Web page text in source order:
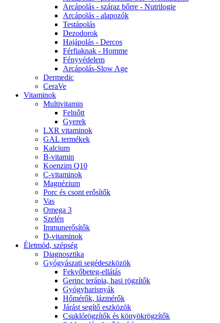
Arcápolás - száraz bőrre - Nutrilogie
Arcápolás - alapozók
Testápolás
Dezodorok
Hajápolás - Dercos
Férfiaknak - Homme
Fényvédelem
Arcápolás-Slow Age
Dermedic
CeraVe
Vitaminok
Multivitamin
Felnőtt
Gyerek
LXR vitaminok
GAL termékek
Kalcium
B-vitamin
Koenzim Q10
C-vitaminok
Magnézium
Porc és csont erősítők
Vas
Omega 3
Szelén
Immunerősítők
D-vitaminok
Életmód, szépség
Diagnosztika
Gyógyászati segédeszközök
Fekvőbeteg-ellátás
Gerinc terápia, hasi rögzítők
Gyógyharisnyák
Hőmérők, lázmérők
Járást segítő eszközök
Csuklórögzítők és könyökrögzítők